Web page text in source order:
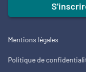
Mentions légales
Politique de